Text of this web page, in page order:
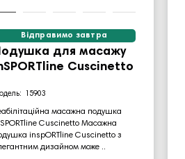
Відправимо завтра
для масажу
Cuscinetto
15903
масажна подушка
Cuscinetto Масажна
inspORTline Cuscinetto з
дизайном може ..